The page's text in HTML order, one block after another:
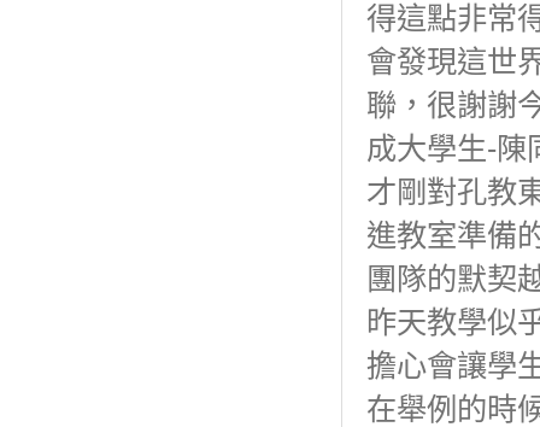
得這點非常
會發現這世
聯，很謝謝
成大學生-陳
才剛對孔教
進教室準備
團隊的默契
昨天教學似
擔心會讓學
在舉例的時